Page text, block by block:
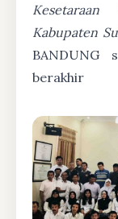
Kabupaten
BANDUNG
berakhir